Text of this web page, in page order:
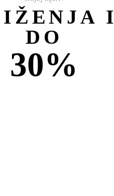
I
DO
30%